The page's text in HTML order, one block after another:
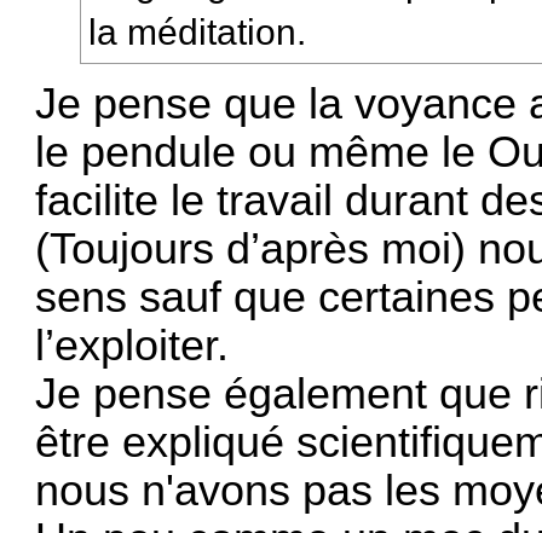
la méditation.
Je pense que la voyance
le pendule ou même le
facilite le travail durant
(Toujours d’après moi)
sens sauf que certaines
l’exploiter.
Je pense également que
être expliqué
nous n'avons pas les